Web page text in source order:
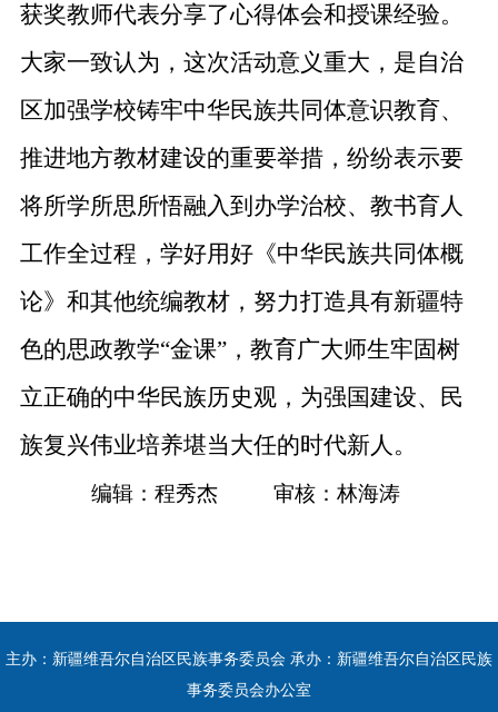
获奖教师代表分享了心得体会和授课经验。
大家一致认为， 这次活动意义重大 ，是自治
区加强学校铸牢中华民族共同体意识教育、
推进地方教材建设的重要举措， 纷纷表示要
将所学所思所悟融入到 办学治校、教书育人
工作全过程 ， 学好用好《中华民族共同体概
论》和其他统编教材， 努力打造具有新疆特
色的思政教学“金课”， 教育广大师生牢固树
立正确的中华民族历史观， 为强国建设、民
族复兴伟业培养堪当大任的时代新人。
编辑：程秀杰 审核：林海涛
主办：新疆维吾尔自治区民族事务委员会 承办：新疆维吾尔自治区民族
事务委员会办公室